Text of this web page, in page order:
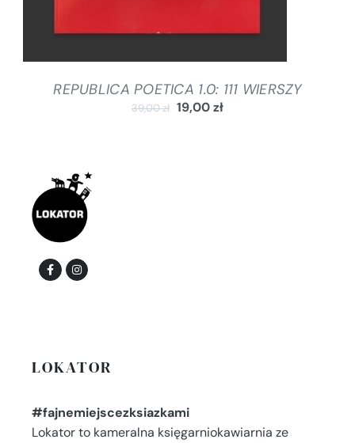
REPUBLICA POETICA 1.0: 111 WIERSZY
39,00zł 19,00zł
LOKATOR
#fajnemiejscezksiazkami
Lokator to kameralna księgarniokawiarnia ze